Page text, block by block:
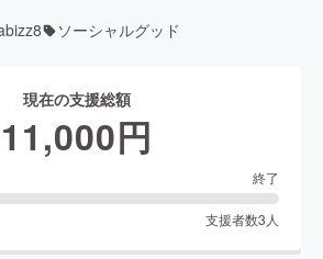
ソーシャルグッド
現在の支援総額
11,000円
終了
支援者数3 人